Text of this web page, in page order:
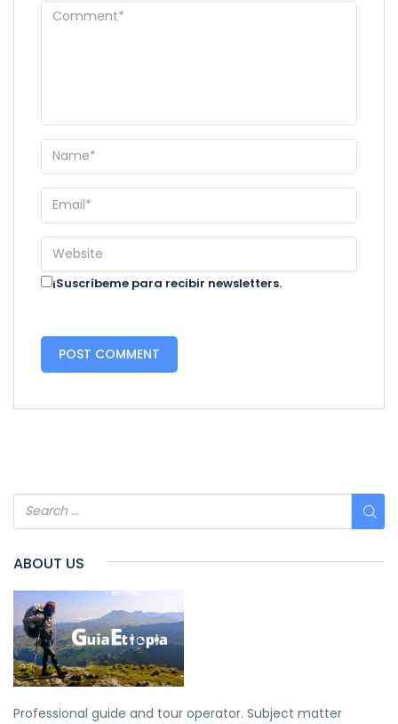
¡Suscríbeme para recibir newsletters.
ABOUT US
Professional guide and tour operator. Subject matter